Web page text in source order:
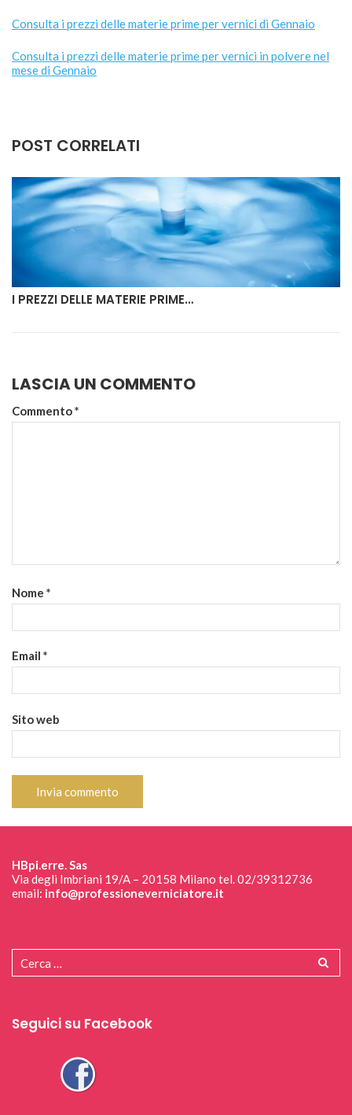
Consulta i prezzi delle materie prime per vernici di Gennaio
Consulta i prezzi delle materie prime per vernici in polvere nel
mese di Gennaio
POST CORRELATI
I PREZZI DELLE MATERIE PRIME…
LASCIA UN COMMENTO
Commento*
Nome *
Email *
Sito web
HBpi.erre. Sas
Via degli Imbriani 19/A – 20158 Milano tel. 02/39312736
email: info@professioneverniciatore.it
Seguici su Facebook